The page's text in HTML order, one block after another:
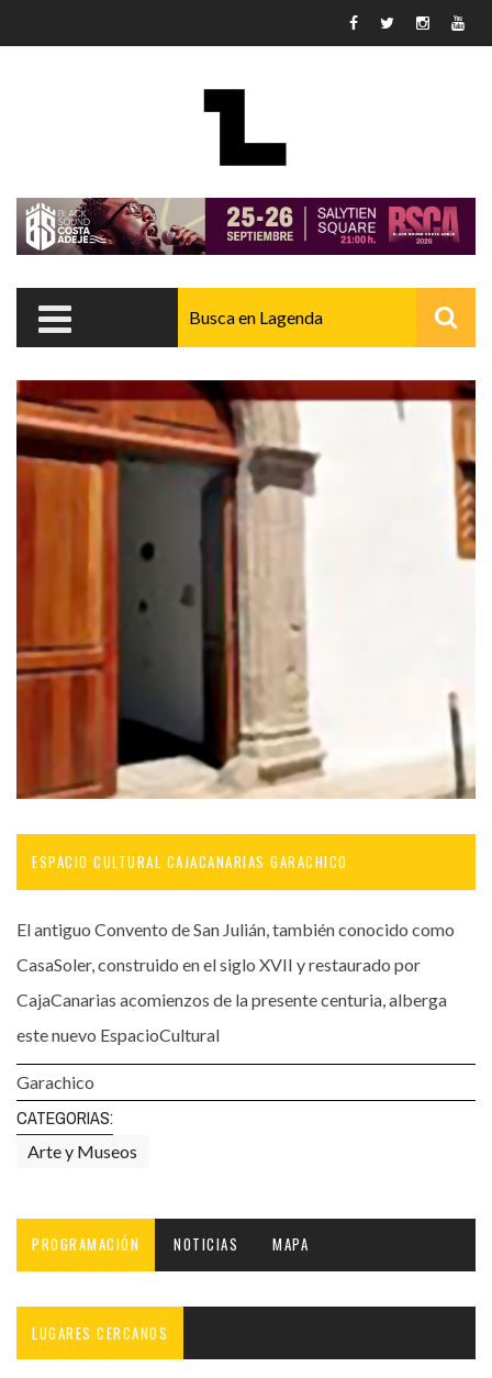
ESPACIO CULTURAL CAJACANARIAS GARACHICO
El antiguo Convento de San Julián, también conocido como
CasaSoler, construido en el siglo XVII y restaurado por
CajaCanarias acomienzos de la presente centuria, alberga
este nuevo EspacioCultural
Garachico
CATEGORIAS:
Arte y Museos
PROGRAMACIÓN NOTICIAS MAPA
LUGARES CERCANOS